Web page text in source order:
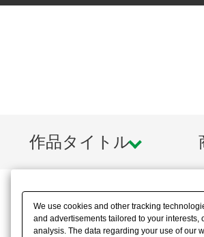
作品タイトル
We use cookies and other tracking
and advertisements tailored to your
analysis. The data regarding your use of our